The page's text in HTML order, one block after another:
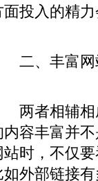
面投入的精
、丰富网
者相辅相成
内容丰富并
站时，不仅
如外部链接